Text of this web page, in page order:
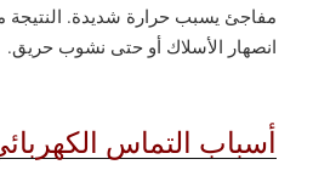
مفاجئ يسبب حرارة شديدة. النتيجة
انصهار الأسلاك أو حتى نشوب حريق.
أسباب التماس